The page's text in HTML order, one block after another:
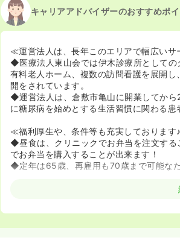
キャリアアドバイザーのおすすめポイ
≪運営法人は、長年このエリアで幅広い
◆医療法人東山会では伊木診療所として
有料老人ホーム、複数の訪問看護を展開
開をされています。
◆運営法人は、倉敷市亀山に開業してか
に糖尿病を始めとする生活習慣に関わる患
≪福利厚生や、条件等も充実しておりま
◆昼食は、クリニックでお弁当を注文す
でお弁当を購入することが出来ます！
◆定年は65歳、再雇用も70歳まで可能な